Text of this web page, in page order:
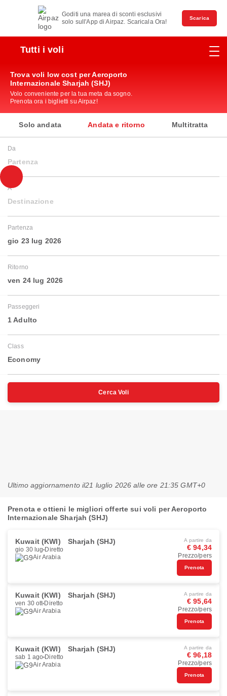
Goditi una marea di sconti esclusivi
solo sull'App di Airpaz. Scaricala Ora!
Scarica
Tutti i voli
Trova voli low cost per Aeroporto
Internazionale Sharjah (SHJ)
Volo conveniente per la tua meta da sogno.
Prenota ora i biglietti su Airpaz!
Solo andata Andata e ritorno Multitratta
Da
Partenza
A
Destinazione
Partenza
gio 23 lug 2026
Ritorno
ven 24 lug 2026
Passeggeri
1 Adulto
Class
Economy
Cerca Voli
Ultimo aggiornamento il21 luglio 2026 alle ore 21:35 GMT+0
Prenota e ottieni le migliori offerte sui voli per Aeroporto
Internazionale Sharjah (SHJ)
Kuwait (KWI) Sharjah (SHJ)
gio 30 lug Diretto
Air Arabia
A partire da
€ 94,34
Prezzo/pers
Prenota
Kuwait (KWI) Sharjah (SHJ)
ven 30 ott Diretto
Air Arabia
A partire da
€ 95,64
Prezzo/pers
Prenota
Kuwait (KWI) Sharjah (SHJ)
sab 1 ago Diretto
Air Arabia
A partire da
€ 96,18
Prezzo/pers
Prenota